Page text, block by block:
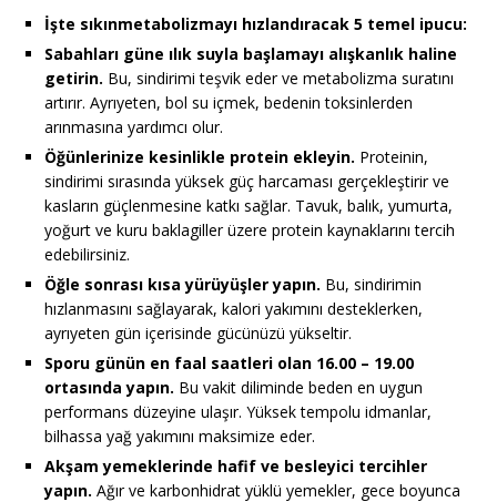
İşte sıkınmetabolizmayı hızlandıracak 5 temel ipucu:
Sabahları güne ılık suyla başlamayı alışkanlık haline
getirin. Bu, sindirimi teşvik eder ve metabolizma suratını
artırır. Ayrıyeten, bol su içmek, bedenin toksinlerden
arınmasına yardımcı olur.
Öğünlerinize kesinlikle protein ekleyin. Proteinin,
sindirimi sırasında yüksek güç harcaması gerçekleştirir ve
kasların güçlenmesine katkı sağlar. Tavuk, balık, yumurta,
yoğurt ve kuru baklagiller üzere protein kaynaklarını tercih
edebilirsiniz.
Öğle sonrası kısa yürüyüşler yapın. Bu, sindirimin
hızlanmasını sağlayarak, kalori yakımını desteklerken,
ayrıyeten gün içerisinde gücünüzü yükseltir.
Sporu günün en faal saatleri olan 16.00 – 19.00
ortasında yapın. Bu vakit diliminde beden en uygun
performans düzeyine ulaşır. Yüksek tempolu idmanlar,
bilhassa yağ yakımını maksimize eder.
Akşam yemeklerinde hafif ve besleyici tercihler
yapın. Ağır ve karbonhidrat yüklü yemekler, gece boyunca